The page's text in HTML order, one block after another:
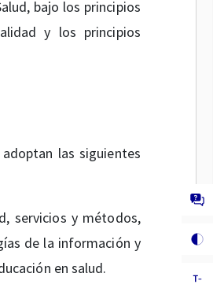
bajo los principios
y los principios
las siguientes
servicios y métodos,
de la información y
en salud.